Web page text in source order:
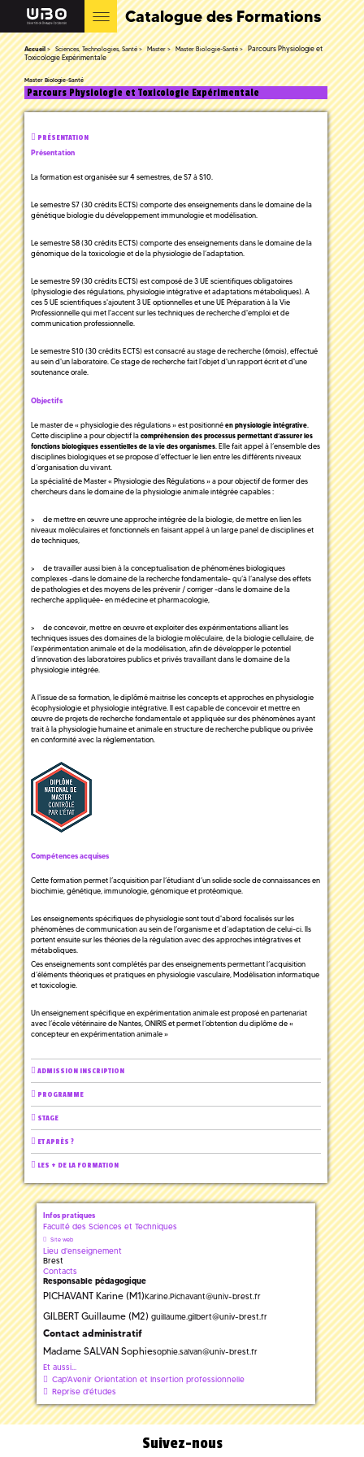
Catalogue des Formations
Accueil Sciences, Technologies, Santé Master Master Biologie-Santé
Parcours Physiologie et
Toxicologie Expérimentale
Master Biologie-Santé
Parcours Physiologie et Toxicologie Expérimentale
PRÉSENTATION
Présentation
La formation est organisée sur 4 semestres, de S7 à S10.
Le semestre S7 (30 crédits ECTS) comporte des enseignements dans le domaine de la
génétique biologie du développement immunologie et modélisation.
Le semestre S8 (30 crédits ECTS) comporte des enseignements dans le domaine de la
génomique de la toxicologie et de la physiologie de l’adaptation.
Le semestre S9 (30 crédits ECTS) est composé de 3 UE scientifiques obligatoires
(physiologie des régulations, physiologie intégrative et adaptations métaboliques). A
ces 5 UE scientifiques s'ajoutent 3 UE optionnelles et une UE Préparation à la Vie
Professionnelle qui met l'accent sur les techniques de recherche d'emploi et de
communication professionnelle.
Le semestre S10 (30 crédits ECTS) est consacré au stage de recherche (6mois), effectué
au sein d'un laboratoire. Ce stage de recherche fait l'objet d'un rapport écrit et d'une
soutenance orale.
Objectifs
Le master de « physiologie des régulations » est positionné en physiologie intégrative
Cette discipline a pour objectif la compréhension des processus permettant d’assurer les
fonctions biologiques essentielles de la vie des organismes . Elle fait appel à l’ensemble des
disciplines biologiques et se propose d’effectuer le lien entre les différents niveaux
d’organisation du vivant.
La spécialité de Master « Physiologie des Régulations » a pour objectif de former des
chercheurs dans le domaine de la physiologie animale intégrée capables :
> de mettre en œuvre une approche intégrée de la biologie, de mettre en lien les
niveaux moléculaires et fonctionnels en faisant appel à un large panel de disciplines et
de techniques,
> de travailler aussi bien à la conceptualisation de phénomènes biologiques
complexes -dans le domaine de la recherche fondamentale- qu’à l’analyse des effets
de pathologies et des moyens de les prévenir / corriger -dans le domaine de la
recherche appliquée- en médecine et pharmacologie,
> de concevoir, mettre en œuvre et exploiter des expérimentations alliant les
techniques issues des domaines de la biologie moléculaire, de la biologie cellulaire, de
l’expérimentation animale et de la modélisation, afin de développer le potentiel
d’innovation des laboratoires publics et privés travaillant dans le domaine de la
physiologie intégrée.
A l'issue de sa formation, le diplômé maitrise les concepts et approches en physiologie
écophysiologie et physiologie intégrative. Il est capable de concevoir et mettre en
œuvre de projets de recherche fondamentale et appliquée sur des phénomènes ayant
trait à la physiologie humaine et animale en structure de recherche publique ou privée
en conformité avec la réglementation.
Compétences acquises
Cette formation permet l’acquisition par l’étudiant d’un solide socle de connaissances en
biochimie, génétique, immunologie, génomique et protéomique.
Les enseignements spécifiques de physiologie sont tout d'abord focalisés sur les
phénomènes de communication au sein de l’organisme et d’adaptation de celui-ci. Ils
portent ensuite sur les théories de la régulation avec des approches intégratives et
métaboliques.
Ces enseignements sont complétés par des enseignements permettant l’acquisition
d’éléments théoriques et pratiques en physiologie vasculaire, Modélisation informatique
et toxicologie.
Un enseignement spécifique en expérimentation animale est proposé en partenariat
avec l’école vétérinaire de Nantes, ONIRIS et permet l’obtention du diplôme de «
concepteur en expérimentation animale »
ADMISSION INSCRIPTION
PROGRAMME
STAGE
ET APRÈS ?
LES + DE LA FORMATION
Infos pratiques
Faculté des Sciences et Techniques
Site web
Lieu d'enseignement
Brest
Contacts
Responsable pédagogique
PICHAVANT Karine (M1)Karine.Pichavant@univ-brest.fr
GILBERT Guillaume (M2) guillaume.gilbert@univ-brest.fr
Contact administratif
Madame SALVAN Sophiesophie.salvan@univ-brest.fr
Et aussi...
Cap'Avenir Orientation et Insertion professionnelle
Reprise d'études
Suivez-nous